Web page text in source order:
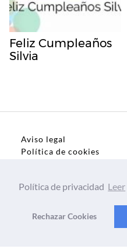
Feliz Cumpleaños
Silvia
Aviso legal
Política de cookies
Dedicatorias, frases,
Política de privacidad Leer
Rechazar Cookies